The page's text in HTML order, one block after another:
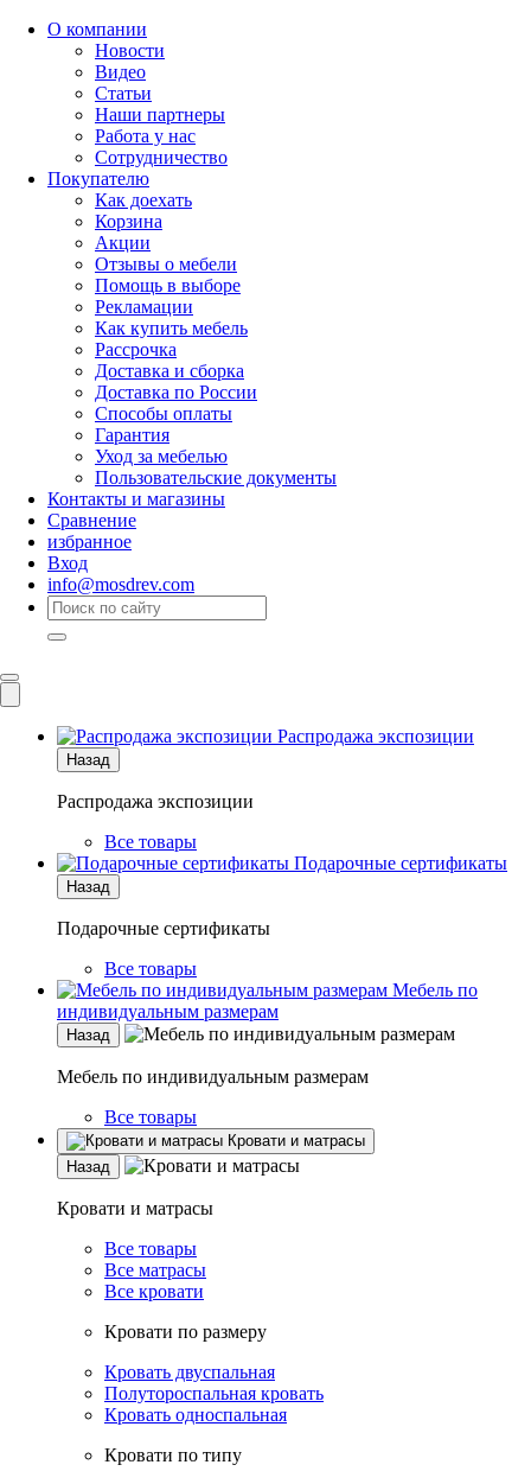
О компании
Новости
Видео
Статьи
Наши партнеры
Работа у нас
Сотрудничество
Покупателю
Как доехать
Корзина
Акции
Отзывы о мебели
Помощь в выборе
Рекламации
Как купить мебель
Рассрочка
Доставка и сборка
Доставка по России
Способы оплаты
Гарантия
Уход за мебелью
Пользовательские документы
Контакты и магазины
Сравнение
избранное
Вход
info@mosdrev.com
Распродажа экспозиции
Назад
Распродажа экспозиции
Все товары
Подарочные сертификаты
Назад
Подарочные сертификаты
Все товары
Мебель по
индивидуальным размерам
Назад
Мебель по индивидуальным размерам
Все товары
Кровати и матрасы
Назад
Кровати и матрасы
Все товары
Все матрасы
Все кровати
Кровати по размеру
Кровать двуспальная
Полутороспальная кровать
Кровать односпальная
Кровати по типу